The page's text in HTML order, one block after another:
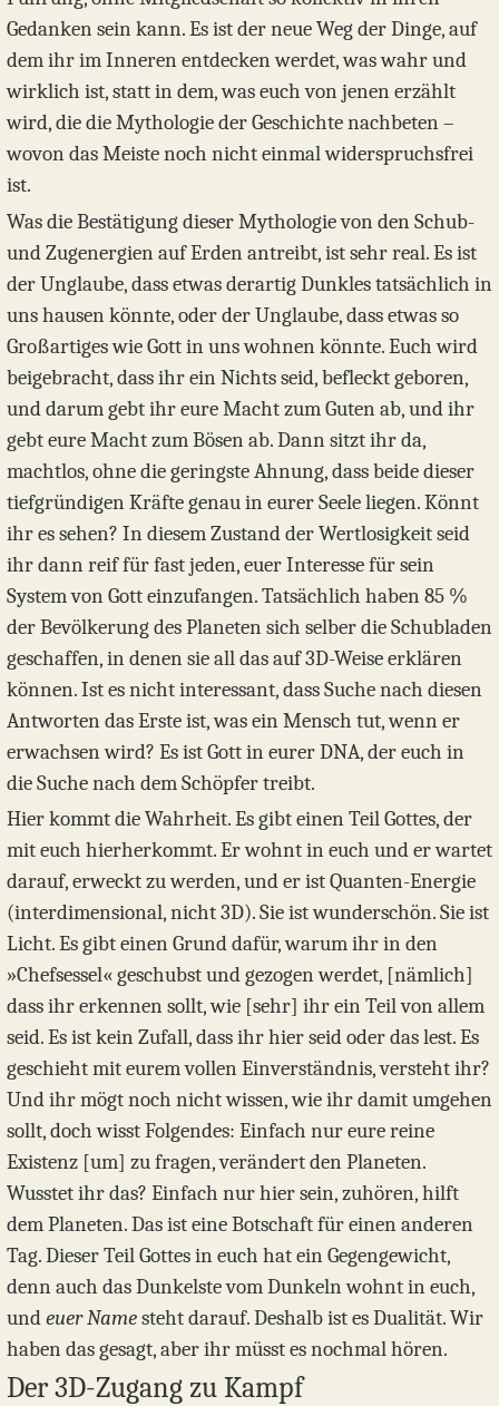
Gedanken sein kann. Es ist der neue Weg der Dinge, auf
dem ihr im Inneren entdecken werdet, was wahr und
wirklich ist, statt in dem, was euch von jenen erzählt
wird, die die Mythologie der Geschichte nachbeten –
wovon das Meiste noch nicht einmal widerspruchsfrei
ist.
Was die Bestätigung dieser Mythologie von den Schub-
und Zugenergien auf Erden antreibt, ist sehr real. Es ist
der Unglaube, dass etwas derartig Dunkles tatsächlich in
uns hausen könnte, oder der Unglaube, dass etwas so
Großartiges wie Gott in uns wohnen könnte. Euch wird
beigebracht, dass ihr ein Nichts seid, befleckt geboren,
und darum gebt ihr eure Macht zum Guten ab, und ihr
gebt eure Macht zum Bösen ab. Dann sitzt ihr da,
machtlos, ohne die geringste Ahnung, dass beide dieser
tiefgründigen Kräfte genau in eurer Seele liegen. Könnt
ihr es sehen? In diesem Zustand der Wertlosigkeit seid
ihr dann reif für fast jeden, euer Interesse für sein
System von Gott einzufangen. Tatsächlich haben 85 %
der Bevölkerung des Planeten sich selber die Schubladen
geschaffen, in denen sie all das auf 3D-Weise erklären
können. Ist es nicht interessant, dass Suche nach diesen
Antworten das Erste ist, was ein Mensch tut, wenn er
erwachsen wird? Es ist Gott in eurer DNA, der euch in
die Suche nach dem Schöpfer treibt.
Hier kommt die Wahrheit. Es gibt einen Teil Gottes, der
mit euch hierherkommt. Er wohnt in euch und er wartet
darauf, erweckt zu werden, und er ist Quanten-Energie
(interdimensional, nicht 3D). Sie ist wunderschön. Sie ist
Licht. Es gibt einen Grund dafür, warum ihr in den
»Chefsessel« geschubst und gezogen werdet, [nämlich]
dass ihr erkennen sollt, wie [sehr] ihr ein Teil von allem
seid. Es ist kein Zufall, dass ihr hier seid oder das lest. Es
geschieht mit eurem vollen Einverständnis, versteht ihr?
Und ihr mögt noch nicht wissen, wie ihr damit umgehen
sollt, doch wisst Folgendes: Einfach nur eure reine
Existenz [um] zu fragen, verändert den Planeten.
Wusstet ihr das? Einfach nur hier sein, zuhören, hilft
dem Planeten. Das ist eine Botschaft für einen anderen
Tag. Dieser Teil Gottes in euch hat ein Gegengewicht,
denn auch das Dunkelste vom Dunkeln wohnt in euch,
undeuer Namesteht darauf. Deshalb ist es Dualität. Wir
haben das gesagt, aber ihr müsst es nochmal hören.
Der 3D-Zugang zu Kampf